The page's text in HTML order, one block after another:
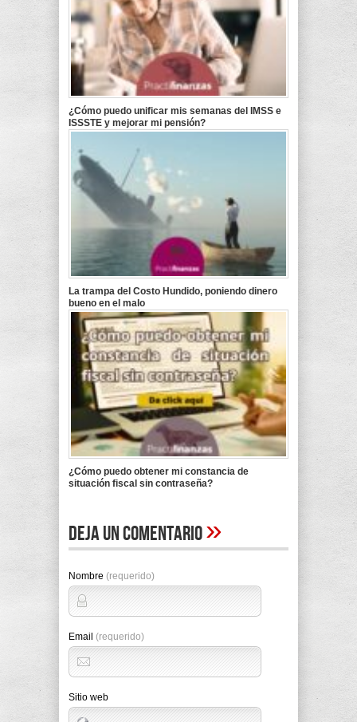
¿Cómo puedo unificar mis semanas del IMSS e
ISSSTE y mejorar mi pensión?
La trampa del Costo Hundido, poniendo dinero
bueno en el malo
¿Cómo puedo obtener mi constancia de
situación fiscal sin contraseña?
Deja un comentario»
Nombre (requerido)
Email (requerido)
Sitio web